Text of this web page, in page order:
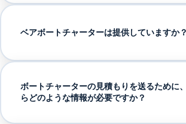
ベアボートチャーターは提供していますか？
ボートチャーターの見積もりを送るために
らどのような情報が必要ですか？